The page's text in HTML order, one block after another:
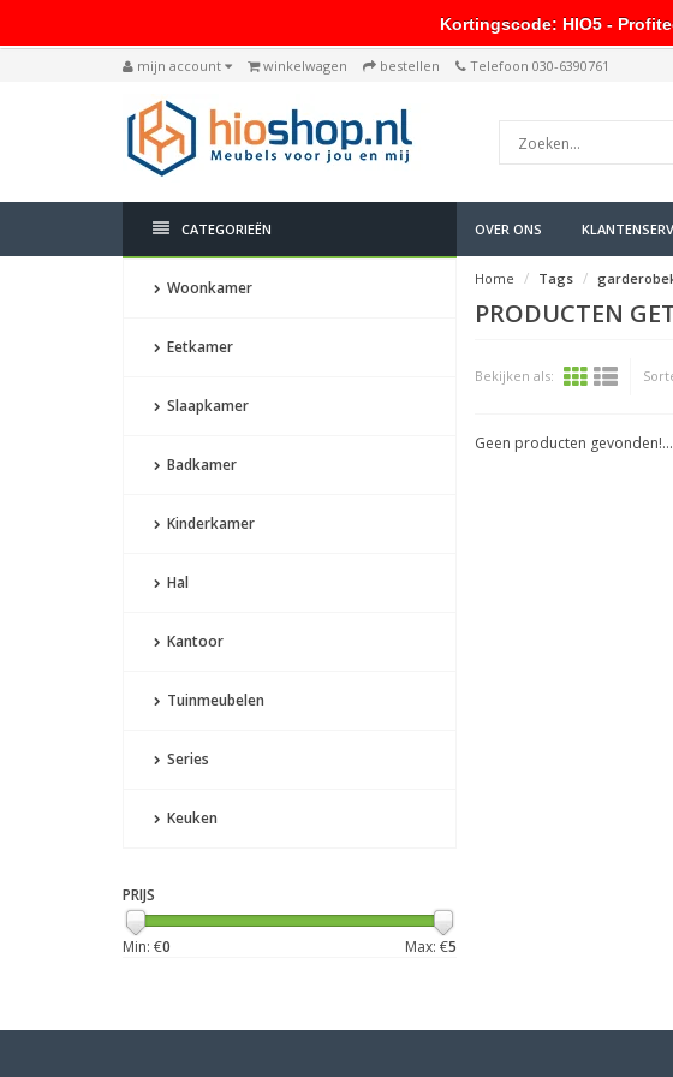
mijn account winkelwagen bestellen Telefoon 030-6390761
CATEGORIEËN OVER ONS
Woonkamer
Eetkamer
Slaapkamer
Badkamer
Kinderkamer
Hal
Kantoor
Tuinmeubelen
Series
Keuken
PRIJS
Min: €0 Max: €5
Home Tags
PRODUCTEN
Bekijken als:
Geen producten gevonden!...
Kortingscode: HIO5 -